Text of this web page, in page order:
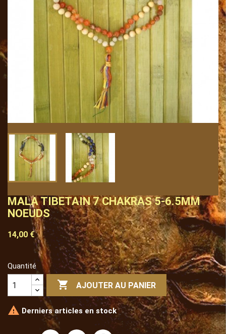
MALA TIBETAIN 7 CHAKRAS 5-6.5MM
NOEUDS
14,00 €
Quantité
 AJOUTER AU PANIER
 Derniers articles en stock